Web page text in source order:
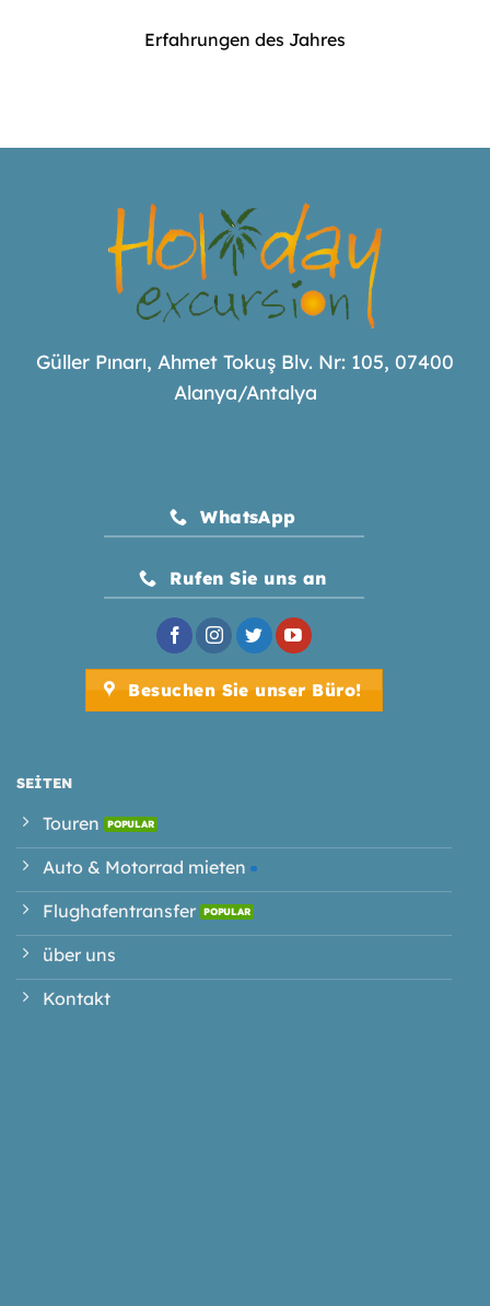
Erfahrungen des Jahres
Güller Pınarı, Ahmet Tokuş Blv. Nr: 105, 07400
Alanya/Antalya
WhatsApp
Rufen Sie uns an
Besuchen Sie unser Büro!
SEITEN
Touren
Auto & Motorrad mieten
Flughafentransfer
über uns
Kontakt